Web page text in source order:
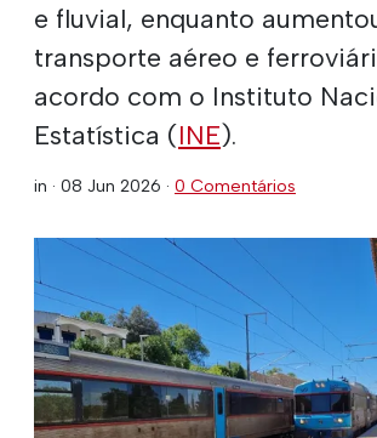
e fluvial, enquanto
transporte aéreo e
acordo com o Instituto
Estatística (INE).
in · 08 Jun 2026 · 0 Comentários